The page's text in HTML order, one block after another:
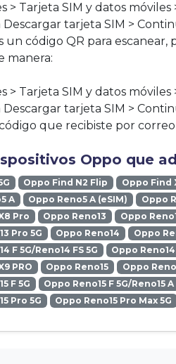
> Tarjeta SIM y datos móviles
Descargar tarjeta SIM >
un código QR para
manera:
> Tarjeta SIM y datos móviles
Descargar tarjeta SIM >
que recibiste por
Oppo que
Oppo Find N2 Flip Oppo Find
A
Oppo Reno5 A (eSIM) Oppo
Pro
Oppo Reno13 Oppo
Pro 5G
Oppo Reno14 Oppo
F 5G/Reno14 FS 5G
Oppo
PRO
Oppo Reno15 Oppo
F 5G
Oppo Reno15 F 5G/Reno15 A
Pro 5G
Oppo Reno15 Pro Max 5G